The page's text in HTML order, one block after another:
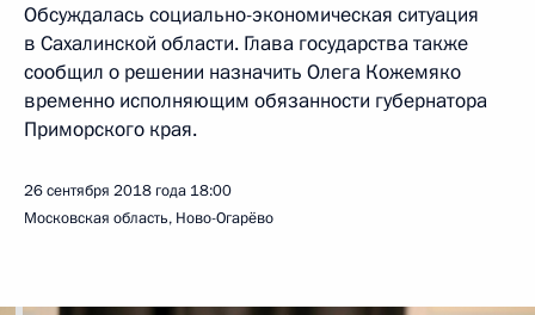
Обсуждалась социально-экономическая ситуация
в Сахалинской области. Глава государства также
сообщил о решении назначить Олега Кожемяко
временно исполняющим обязанности губернатора
Приморского края.
26 сентября 2018 года 18:00
Московская область, Ново-Огарёво